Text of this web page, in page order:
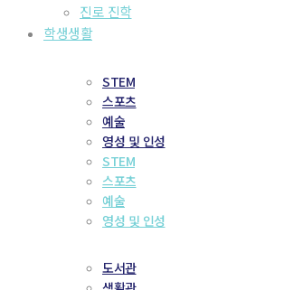
진로 진학
학생생활
STEM
스포츠
예술
영성 및 인성
STEM
스포츠
예술
영성 및 인성
도서관